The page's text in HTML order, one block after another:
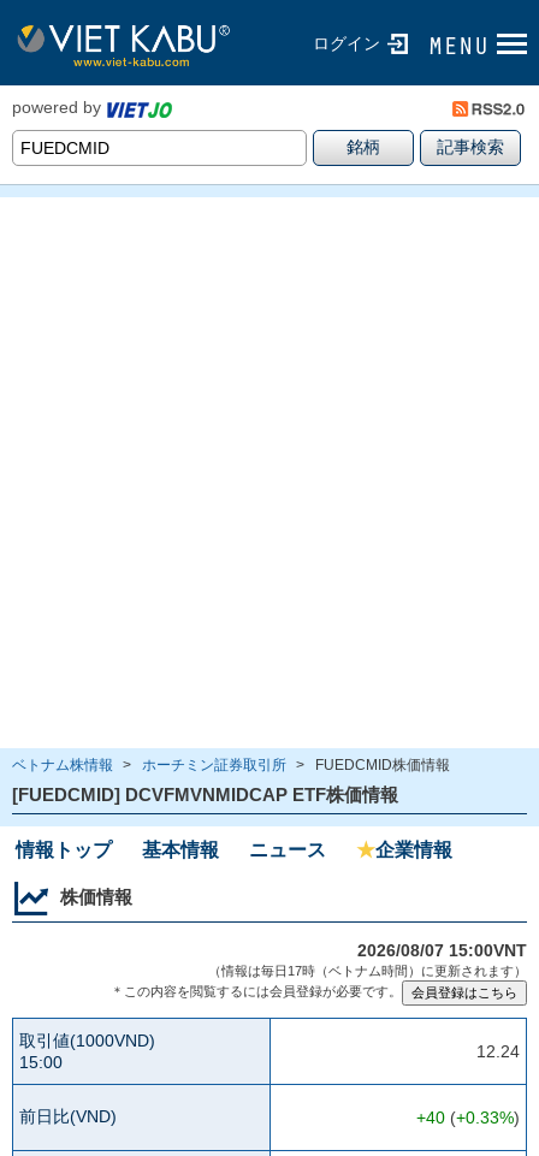
ログイン
powered by
ベトナム株情報 > ホーチミン証券取引所 > FUEDCMID株価情報
[FUEDCMID] DCVFMVNMIDCAP ETF株価情報
情報トップ 基本情報 ニュース ★企業情報
株価情報
2026/08/07 15:00VNT
（情報は毎日17時（ベトナム時間）に更新されます）
＊この内容を閲覧するには会員登録が必要です。
取引値(1000VND)
15:00
12.24
前日比(VND) +40 (+0.33%)